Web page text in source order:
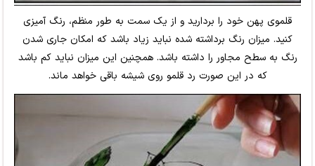
قلموی پهن خود را بردارید و از یک سمت به طور منظم، رنگ آمیزی
کنید. میزان رنگ برداشته شده نباید زیاد باشد که امکان جاری شدن
رنگ به سطح مجاور را داشته باشد. همچنین این میزان نباید کم باشد
که در این صورت رد قلمو روی شیشه باقی خواهد ماند.